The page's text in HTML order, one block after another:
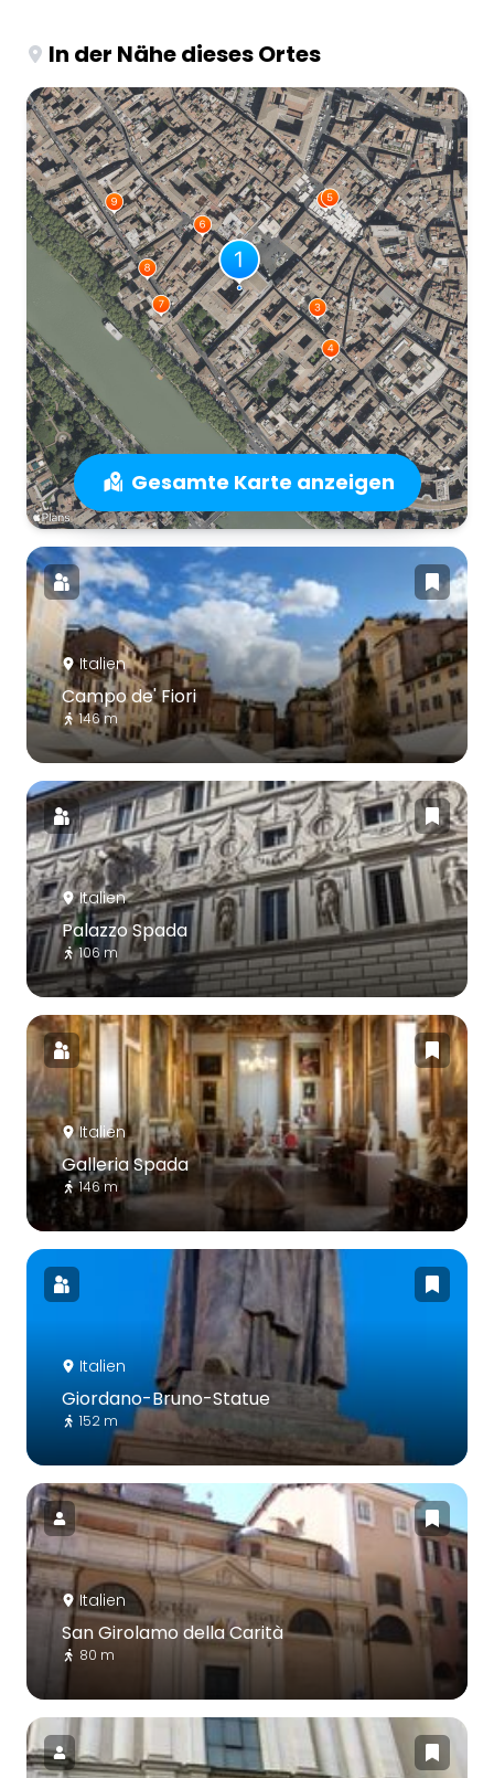
In der Nähe dieses Ortes
Gesamte Karte anzeigen
Italien
Campo de' Fiori
146 m
Italien
Palazzo Spada
106 m
Italien
Galleria Spada
146 m
Italien
Giordano-Bruno-Statue
152 m
Italien
San Girolamo della Carità
80 m